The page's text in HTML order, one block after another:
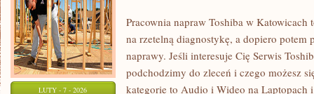
LUTY - 7 - 2026
Pracownia napraw Toshiba w
na rzetelną diagnostykę, a dopiero potem
naprawy. Jeśli interesuje Cię Serwis
podchodzimy do zleceń i czego możesz
kategorie to Audio i Wideo na Laptopach